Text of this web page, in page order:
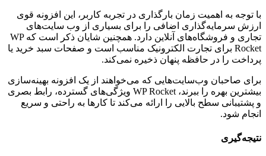
با توجه به اهمیت زمان بارگذاری در تجربه کاربر، این افزونه قوی
ارزش سرمایه‌گذاری اضافی را برای بسیاری از وب سایت‌های
تجاری و فروشگاه‌های آنلاین دارد. همچنین شایان ذکر است که WP
Rocket برای تجارت الکترونیک مناسب است و صفحات سبد خرید یا
پرداخت را در حافظه پنهان ذخیره نمی‌کند.
برای صاحبان وب‌سایت‌هایی که می‌خواهند از یک افزونه بهینه‌سازی
بیشترین بهره را ببرند، WP Rocket ویژگی‌های گسترده، رابط بصری
و پشتیبانی سطح بالایی را ارائه می‌کند تا کار‌ها به راحتی و سریع
انجام شود.
نتیجه‌گیری